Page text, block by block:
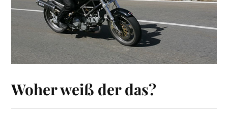
Woher weiß der das?